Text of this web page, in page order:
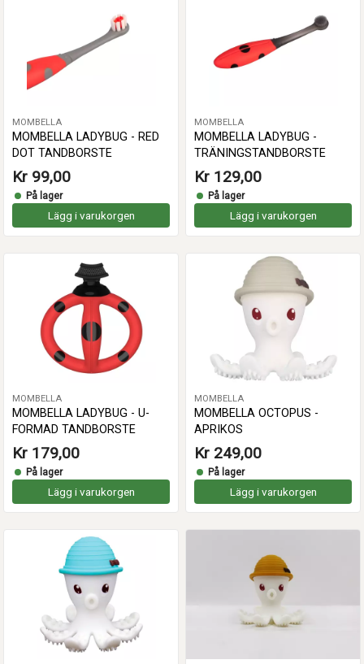
MOMBELLA
MOMBELLA LADYBUG - RED
DOT TANDBORSTE
Kr 99,00
På lager
Lägg i varukorgen
MOMBELLA
MOMBELLA LADYBUG -
TRÄNINGSTANDBORSTE
Kr 129,00
På lager
Lägg i varukorgen
MOMBELLA
MOMBELLA LADYBUG - U-
FORMAD TANDBORSTE
Kr 179,00
På lager
Lägg i varukorgen
MOMBELLA
MOMBELLA OCTOPUS -
APRIKOS
Kr 249,00
På lager
Lägg i varukorgen